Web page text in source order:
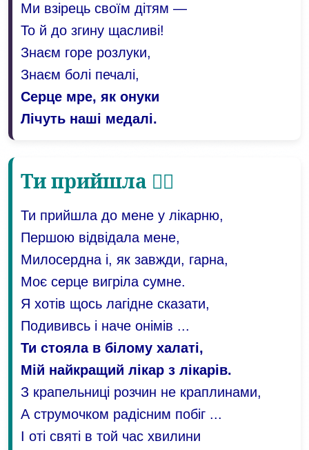
Ми взірець своїм дітям —
То й до згину щасливі!
Знаєм горе розлуки,
Знаєм болі печалі,
Серце мре, як онуки
Лічуть наші медалі.
Ти прийшла 👩‍⚕️
Ти прийшла до мене у лікарню,
Першою відвідала мене,
Милосердна і, як завжди, гарна,
Моє серце вигріла сумне.
Я хотів щось лагідне сказати,
Подививсь і наче онімів ...
Ти стояла в білому халаті,
Мій найкращий лікар з лікарів.
З крапельниці розчин не краплинами,
А струмочком радісним побіг ...
І оті святі в той час хвилини